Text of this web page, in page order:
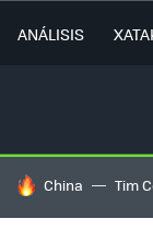
ANÁLISIS
HOY SE HABLA
China Tim